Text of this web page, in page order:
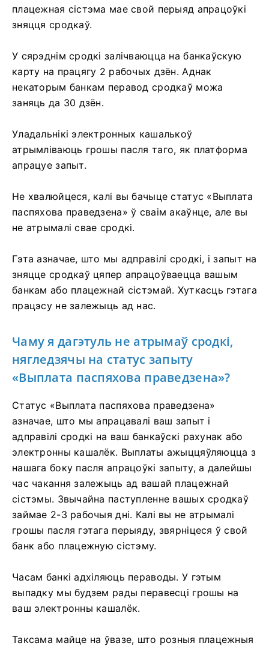
плацежная сістэма мае свой перыяд апрацоўкі
зняцця сродкаў.
У сярэднім сродкі залічваюцца на банкаўскую
карту на працягу 2 рабочых дзён. Аднак
некаторым банкам перавод сродкаў можа
заняць да 30 дзён.
Уладальнікі электронных кашалькоў
атрымліваюць грошы пасля таго, як платформа
апрацуе запыт.
Не хвалюйцеся, калі вы бачыце статус «Выплата
паспяхова праведзена» ў сваім акаўнце, але вы
не атрымалі свае сродкі.
Гэта азначае, што мы адправілі сродкі, і запыт на
зняцце сродкаў цяпер апрацоўваецца вашым
банкам або плацежнай сістэмай. Хуткасць гэтага
працэсу не залежыць ад нас.
Чаму я дагэтуль не атрымаў сродкі,
нягледзячы на ​​статус запыту
«Выплата паспяхова праведзена»?
Статус «Выплата паспяхова праведзена»
азначае, што мы апрацавалі ваш запыт і
адправілі сродкі на ваш банкаўскі рахунак або
электронны кашалёк. Выплаты ажыццяўляюцца з
нашага боку пасля апрацоўкі запыту, а далейшы
час чакання залежыць ад вашай плацежнай
сістэмы. Звычайна паступленне вашых сродкаў
займае 2-3 рабочыя дні. Калі вы не атрымалі
грошы пасля гэтага перыяду, звярніцеся ў свой
банк або плацежную сістэму.
Часам банкі адхіляюць пераводы. У гэтым
выпадку мы будзем рады перавесці грошы на
ваш электронны кашалёк.
Таксама майце на ўвазе, што розныя плацежныя